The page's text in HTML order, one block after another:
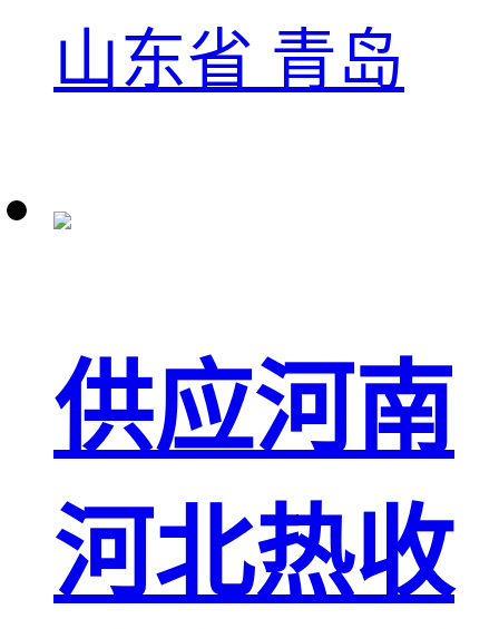
山东省 青岛
供应河南
河北热收